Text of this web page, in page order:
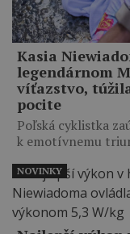
Kasia
legendárnom
víťazstvo,
pocite
Poľská cyklistka
k emotívnemu
NOVINKY